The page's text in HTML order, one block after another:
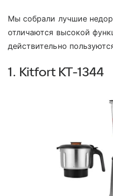
Мы собрали лучшие
отличаются высокой
действительно
1. Kitfort KT-1344